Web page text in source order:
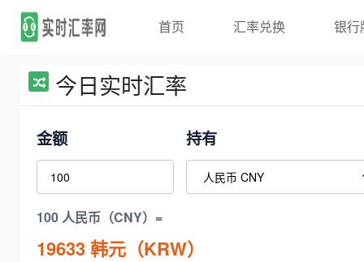
首页 汇率兑换 银行
今日实时汇率
金额 持有
100 人民币（CNY）=
19633韩元（KRW）